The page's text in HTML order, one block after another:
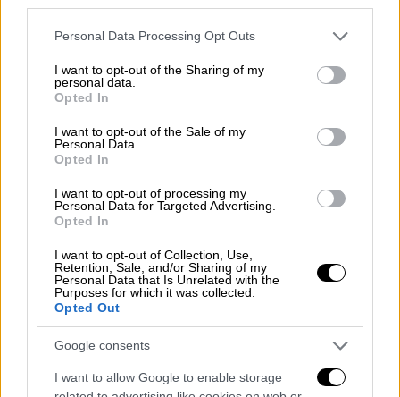
Please note that this website/app uses one or more Google
not limited to your visit or usage behaviour. You may click to
grant or deny consent to Google and its third-party tags to
use your data for below specified purposes in below Google
consent section.
Personal Data Processing Opt Outs
I want to opt-out of the Sharing of my
personal data.
Opted In
I want to opt-out of the Sale of my
Personal Data.
Opted In
I want to opt-out of processing my
Personal Data for Targeted Advertising.
Opted In
I want to opt-out of Collection, Use,
Retention, Sale, and/or Sharing of my
Personal Data that Is Unrelated with the
Purposes for which it was collected.
Opted Out
Google consents
I want to allow Google to enable storage
22.07.2025 15:10
«Βουλώστε το!»: Γροθιές και φωνές σε
πτήση της Air Asia - Επιβάτες πιάστηκαν
στα χέρια